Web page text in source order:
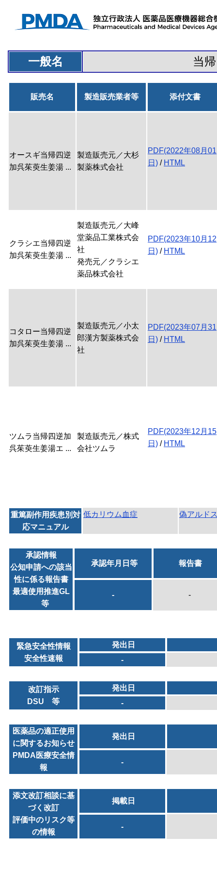
一般名 当
販売名 製造販売業者等 添付文書
オースギ当帰四逆
加呉茱萸生姜湯 ...
製造販売元／大杉
製薬株式会社
PDF(2022年08月01
日) / HTML
クラシエ当帰四逆
加呉茱萸生姜湯 ...
製造販売元／大峰
堂薬品工業株式会
社
発売元／クラシエ
薬品株式会社
PDF(2023年10月12
日) / HTML
コタロー当帰四逆
加呉茱萸生姜湯 ...
製造販売元／小太
郎漢方製薬株式会
社
PDF(2023年07月31
日) / HTML
ツムラ当帰四逆加
呉茱萸生姜湯エ ...
製造販売元／株式
会社ツムラ
PDF(2023年12月15
日) / HTML
重篤副作用疾患別対
応マニュアル
低カリウム血症 偽アルド
承認情報
公知申請への該当
性に係る報告書
最適使用推進GL
等
承認年月日等 報告書
- -
緊急安全性情報
安全性速報
発出日
-
改訂指示
DSU 等
発出日
-
医薬品の適正使用
に関するお知らせ
PMDA医療安全情
報
発出日
-
添文改訂相談に基
づく改訂
評価中のリスク等
の情報
掲載日
-